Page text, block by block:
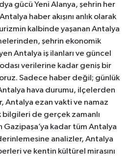
gücü Yeni Alanya, şehrin her
haber akışını anlık olarak
kalbinde yaşanan Antalya
şehrin ekonomik
Antalya iş ilanları ve güncel
verilerine kadar geniş bir
Sadece haber değil; günlük
hava durumu, ilçelerden
Antalya ezan vakti ve namaz
de gerçek zamanlı
Gazipaşa’ya kadar tüm Antalya
analizler, Antalya
ve kentin kültürel mirasını